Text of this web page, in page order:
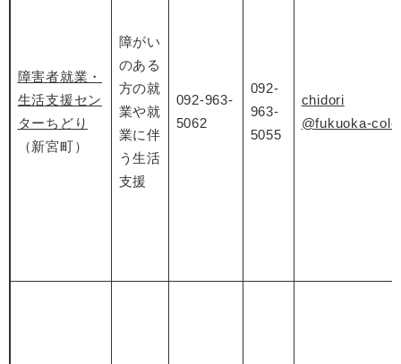
障害者就業・
生活支援セン
ターちどり
（新宮町）
障がい
のある
方の就
業や就
業に伴
う生活
支援
092-963-
5062
092-
963-
5055
chidori
@fukuoka-